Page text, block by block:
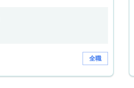
全職